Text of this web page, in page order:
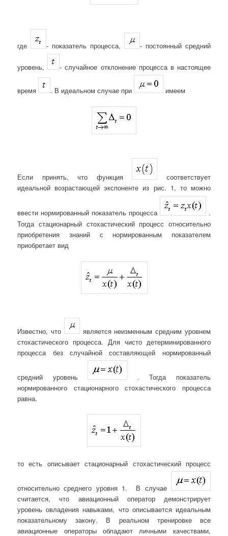
где - показатель процесса, - постоянный средний
уровень, - случайное отклонение процесса в настоящее
время . В идеальном случае при имеем
Если принять, что функция
соответствует
идеальной возрастающей экспоненте из рис. 1, то можно
ввести нормированный показатель процесса
.
Тогда стационарный стохастический процесс относительно
приобретения знаний с нормированным показателем
приобретает вид
Известно, что
является неизменным средним уровнем
стохастического процесса. Для чисто детерминированного
процесса без случайной составляющей нормированный
средний уровень
. Тогда показатель
нормированного стационарного стохастического процесса
равна.
то есть описывает стационарный стохастический процесс
относительно среднего уровня 1. В случае
считается, что авиационный оператор демонстрирует
уровень овладения навыками, что описывается идеальным
показательному закону. В реальном тренировке все
авиационные операторы обладают личными качествами,